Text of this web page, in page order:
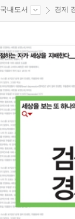
국내도서 경제